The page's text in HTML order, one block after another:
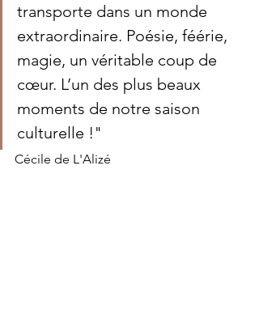
transporte dans un monde
extraordinaire. Poésie, féérie,
magie, un véritable coup de
cœur. L’un des plus beaux
moments de notre saison
culturelle !"
Cécile de L'Alizé